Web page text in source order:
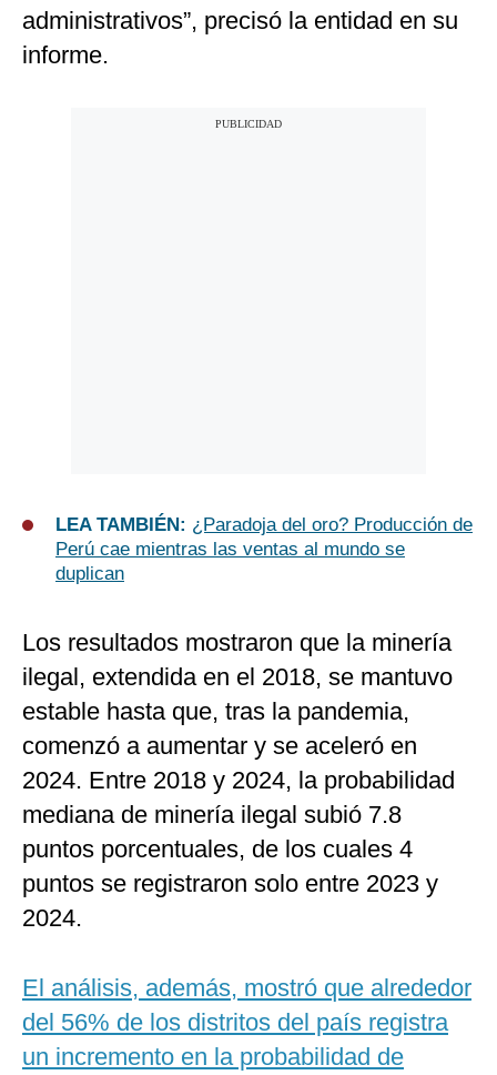
administrativos”, precisó la entidad en su
informe.
LEA TAMBIÉN: ¿Paradoja del oro? Producción de
Perú cae mientras las ventas al mundo se
duplican
Los resultados mostraron que la minería
ilegal, extendida en el 2018, se mantuvo
estable hasta que, tras la pandemia,
comenzó a aumentar y se aceleró en
2024. Entre 2018 y 2024, la probabilidad
mediana de minería ilegal subió 7.8
puntos porcentuales, de los cuales 4
puntos se registraron solo entre 2023 y
2024.
El análisis, además, mostró que alrededor
del 56% de los distritos del país registra
un incremento en la probabilidad de